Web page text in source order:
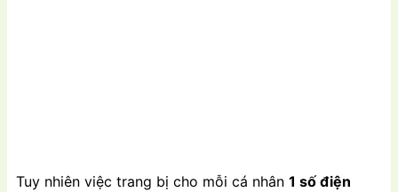
Tuy nhiên việc trang bị cho mỗi cá nhân 1 số điện